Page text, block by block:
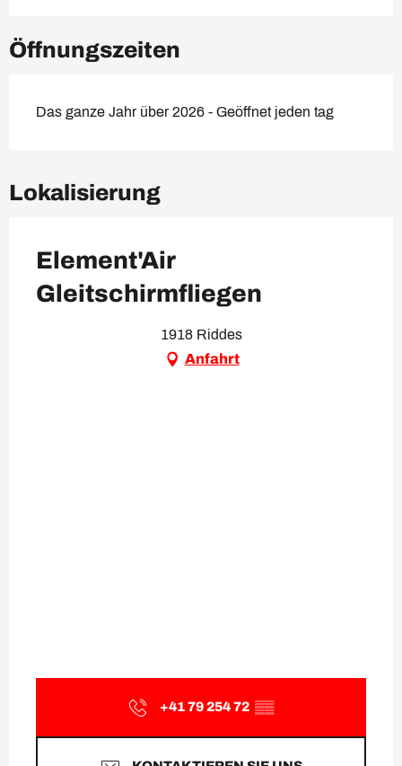
Öffnungszeiten
Das ganze Jahr über 2026 - Geöffnet jeden tag
Lokalisierung
Element'Air
Gleitschirmfliegen
1918 Riddes
Anfahrt
+41 79 254 72 ▒▒